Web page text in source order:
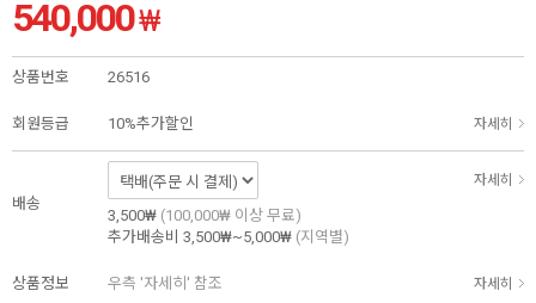
540,000₩
상품번호 26516
회원등급 10%추가할인 자세히
배송
자세히
3,500₩ (100,000₩ 이상 무료)
추가배송비 3,500₩~5,000₩ (지역별)
상품정보 우측 '자세히' 참조 자세히